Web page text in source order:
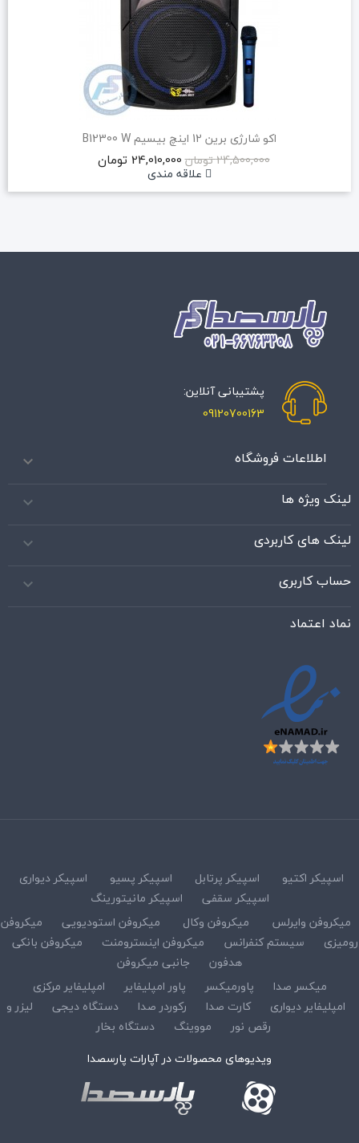
اکو همراه 8 اینچ بیسیم برین 1880W
17,300,000 تومان
16,781,000 تومان
علاقه مندی
پشتیبانی آنلاین:
09120700163
اطلاعات فروشگاه 
لینک ویژه ها 
لینک های کاربردی 
حساب کاربری 
نماد اعتماد
اسپیکر اکتیو اسپیکر پرتابل اسپیکر پسیو
اسپیکر دیواری
اسپیکر سقفی
اسپیکر مانیتورینگ
میکروفن وایرلس
میکروفن وکال میکروفن استودیویی
میکروفن
رومیزی
سیستم کنفرانس میکروفن اینسترومنت
میکروفن بانکی
هدفون
جانبی میکروفن
میکسر صدا
پاورمیکسر پاور امپلیفایر
امپلیفایر مرکزی
امپلیفایر دیواری
کارت صدا رکوردر صدا دستگاه دیجی
لیزر و
رقص نور
مووینگ
دستگاه بخار
ویدیوهای محصولات در آپارات پارسصدا